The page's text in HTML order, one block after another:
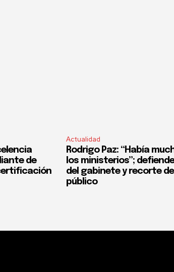
de
Actualidad
Rodrigo Paz: “Había
los ministerios”;
del gabinete y recorte
público